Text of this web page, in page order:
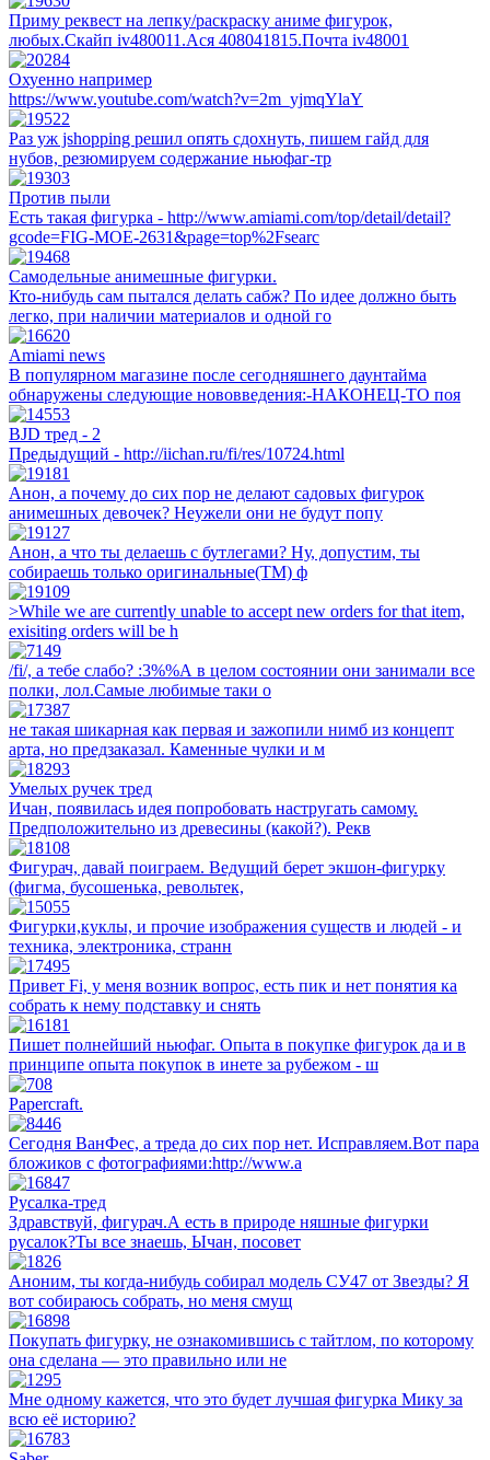
Приму реквест на лепку/раскраску аниме фигурок,
любых.Скайп iv480011.Ася 408041815.Почта iv48001
Охуенно например
https://www.youtube.com/watch?v=2m_yjmqYlaY
Раз уж jshopping решил опять сдохнуть, пишем гайд для
нубов, резюмируем содержание ньюфаг-тр
Против пыли
Есть такая фигурка - http://www.amiami.com/top/detail/detail?
gcode=FIG-MOE-2631&page=top%2Fsearc
Самодельные анимешные фигурки.
Кто-нибудь сам пытался делать сабж? По идее должно быть
легко, при наличии материалов и одной го
Amiami news
В популярном магазине после сегодняшнего даунтайма
обнаружены следующие нововведения:-НАКОНЕЦ-ТО поя
BJD тред - 2
Предыдущий - http://iichan.ru/fi/res/10724.html
Анон, а почему до сих пор не делают садовых фигурок
анимешных девочек? Неужели они не будут попу
Анон, а что ты делаешь с бутлегами? Ну, допустим, ты
собираешь только оригинальные(TM) ф
>While we are currently unable to accept new orders for that item,
exisiting orders will be h
/fi/, а тебе слабо? :3%%А в целом состоянии они занимали все
полки, лол.Самые любимые таки о
не такая шикарная как первая и зажопили нимб из концепт
арта, но предзаказал. Каменные чулки и м
Умелых ручек тред
Ичан, появилась идея попробовать настругать самому.
Предположительно из древесины (какой?). Рекв
Фигурач, давай поиграем. Ведущий берет экшон-фигурку
(фигма, бусошенька, револьтек,
Фигурки,куклы, и прочие изображения существ и людей - и
техника, электроника, странн
Привет Fi, у меня возник вопрос, есть пик и нет понятия ка
собрать к нему подставку и снять
Пишет полнейший ньюфаг. Опыта в покупке фигурок да и в
принципе опыта покупок в инете за рубежом - ш
Papercraft.
Сегодня ВанФес, а треда до сих пор нет. Исправляем.Вот пара
бложиков с фотографиями:http://www.a
Русалка-тред
Здравствуй, фигурач.А есть в природе няшные фигурки
русалок?Ты все знаешь, Ычан, посовет
Аноним, ты когда-нибудь собирал модель СУ47 от Звезды? Я
вот собираюсь собрать, но меня смущ
Покупать фигурку, не ознакомившись с тайтлом, по которому
она сделана — это правильно или не
Мне одному кажется, что это будет лучшая фигурка Мику за
всю её историю?